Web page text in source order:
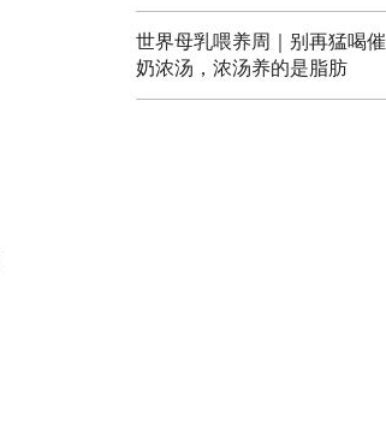
世界母乳喂养周｜别再猛喝催
奶浓汤，浓汤养的是脂肪